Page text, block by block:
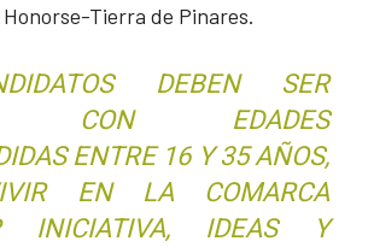
Tierra de Pinares.
DEBEN SER
CON EDADES
ENTRE 16 Y 35 AÑOS,
EN LA COMARCA
INICIATIVA, IDEAS Y